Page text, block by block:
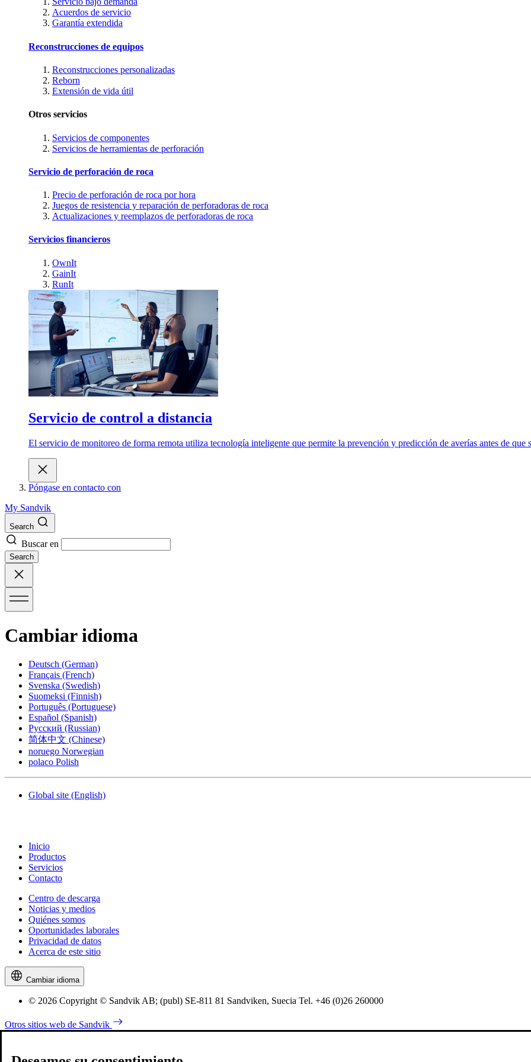
Acuerdos de servicio
Garantía extendida
Reconstrucciones de equipos
Reconstrucciones personalizadas
Reborn
Extensión de vida útil
Otros servicios
Servicios de componentes
Servicios de herramientas de perforación
Servicio de perforación de roca
Precio de perforación de roca por hora
Juegos de resistencia y reparación de perforadoras de roca
Actualizaciones y reemplazos de perforadoras de roca
Servicios financieros
OwnIt
GainIt
RunIt
Servicio de control a distancia
El servicio de monitoreo de forma remota utiliza tecnología inteligente que permite la prevención y predicción de averías antes de que
Póngase en contacto con
My Sandvik
Search
Buscar en
Search
Cambiar idioma
Deutsch (German)
Français (French)
Svenska (Swedish)
Suomeksi (Finnish)
Português (Portuguese)
Español (Spanish)
Русский (Russian)
简体中文 (Chinese)
noruego Norwegian
polaco Polish
Global site (English)
Inicio
Productos
Servicios
Contacto
Centro de descarga
Noticias y medios
Quiénes somos
Oportunidades laborales
Privacidad de datos
Acerca de este sitio
Cambiar idioma
© 2026 Copyright © Sandvik AB; (publ) SE-811 81 Sandviken, Suecia Tel. +46 (0)26 260000
Otros sitios web de Sandvik